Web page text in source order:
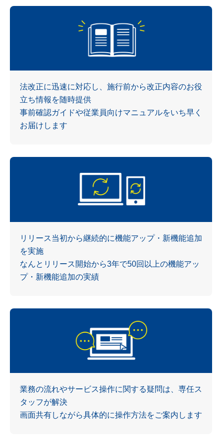
法改正に迅速に対応し、施行前から改正内容のお役
立ち情報を随時提供
事前確認ガイドや従業員向けマニュアルをいち早く
お届けします
リリース当初から継続的に機能アップ・新機能追加
を実施
なんとリリース開始から3年で50回以上の機能アッ
プ・新機能追加の実績
業務の流れやサービス操作に関する疑問は、専任ス
タッフが解決
画面共有しながら具体的に操作方法をご案内します